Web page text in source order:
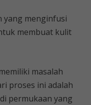
yang menginfusi
membuat kulit
masalah
proses ini adalah
permukaan yang